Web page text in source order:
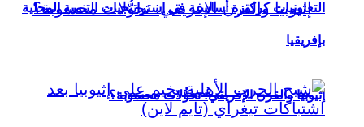
إثيوبيا والقرن الإفريقي: تحوُّلات محسوبة؟
التعاونيات كركيزة أساسية في إستراتيجيات التنمية المحلية
بإفريقيا